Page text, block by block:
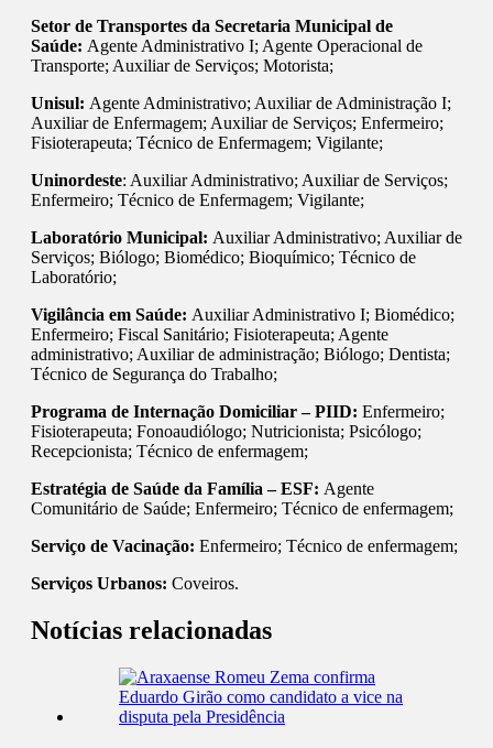
Setor de Transportes da Secretaria Municipal de
Saúde: Agente Administrativo I; Agente Operacional de
Transporte; Auxiliar de Serviços; Motorista;
Unisul: Agente Administrativo; Auxiliar de Administração I;
Auxiliar de Enfermagem; Auxiliar de Serviços; Enfermeiro;
Fisioterapeuta; Técnico de Enfermagem; Vigilante;
Uninordeste: Auxiliar Administrativo; Auxiliar de Serviços;
Enfermeiro; Técnico de Enfermagem; Vigilante;
Laboratório Municipal: Auxiliar Administrativo; Auxiliar de
Serviços; Biólogo; Biomédico; Bioquímico; Técnico de
Laboratório;
Vigilância em Saúde: Auxiliar Administrativo I; Biomédico;
Enfermeiro; Fiscal Sanitário; Fisioterapeuta; Agente
administrativo; Auxiliar de administração; Biólogo; Dentista;
Técnico de Segurança do Trabalho;
Programa de Internação Domiciliar – PIID: Enfermeiro;
Fisioterapeuta; Fonoaudiólogo; Nutricionista; Psicólogo;
Recepcionista; Técnico de enfermagem;
Estratégia de Saúde da Família – ESF: Agente
Comunitário de Saúde; Enfermeiro; Técnico de enfermagem;
Serviço de Vacinação: Enfermeiro; Técnico de enfermagem;
Serviços Urbanos: Coveiros.
Notícias relacionadas